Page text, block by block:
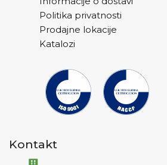
Politika privatnosti
Prodajne lokacije
Katalozi
Kontakt